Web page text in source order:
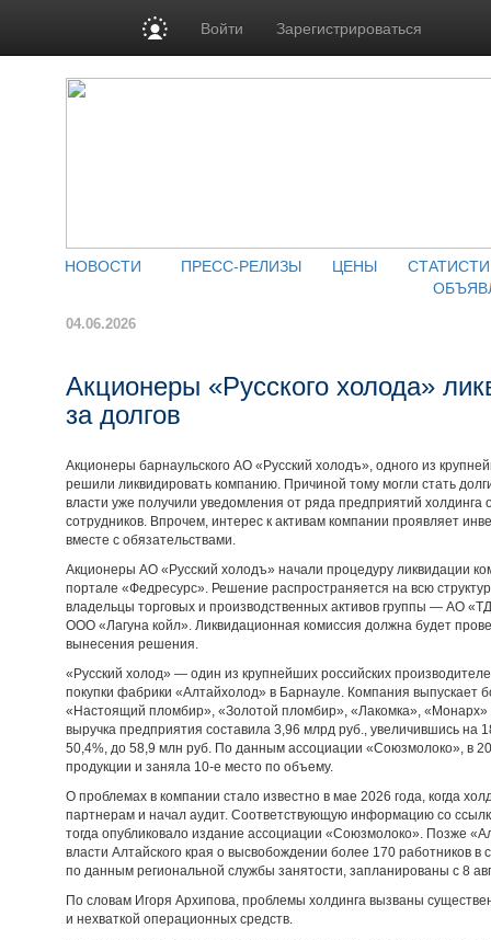
Войти Зарегистрироваться
НОВОСТИ ПРЕСС-РЕЛИЗЫ ЦЕНЫ
04.06.2026
Акционеры «Русского холода»
за долгов
Акционеры барнаульского АО «Русский холодъ», одного из
решили ликвидировать компанию. Причиной тому могли стать
власти уже получили уведомления от ряда предприятий холдинга
сотрудников. Впрочем, интерес к активам компании проявляет
вместе с обязательствами.
Акционеры АО «Русский холодъ» начали процедуру ликвидации
портале «Федресурс». Решение распространяется на всю
владельцы торговых и производственных активов группы — АО
ООО «Лагуна койл». Ликвидационная комиссия должна будет
вынесения решения.
«Русский холод» — один из крупнейших российских
покупки фабрики «Алтайхолод» в Барнауле. Компания выпускает
«Настоящий пломбир», «Золотой пломбир», «Лакомка», «Монарх»
выручка предприятия составила 3,96 млрд руб., увеличившись на
50,4%, до 58,9 млн руб. По данным ассоциации «Союзмолоко», в
продукции и заняла 10-е место по объему.
О проблемах в компании стало известно в мае 2026 года, когда
партнерам и начал аудит. Соответствующую информацию со
тогда опубликовало издание ассоциации «Союзмолоко». Позже
власти Алтайского края о высвобождении более 170 работников в
по данным региональной службы занятости, запланированы с 8
По словам Игоря Архипова, проблемы холдинга вызваны
и нехваткой операционных средств.